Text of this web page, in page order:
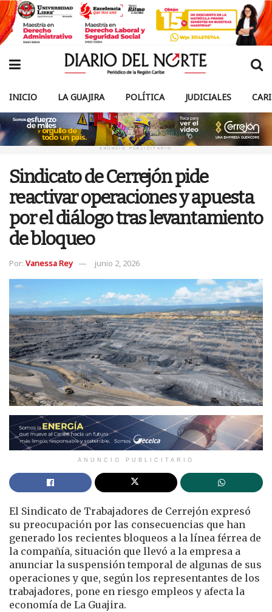
INICIO LA GUAJIRA POLÍTICA JUDICIALES
ANUNCIO PUBLICITARIO
Sindicato de Cerrejón pide
reactivar operaciones y apuesta
por el diálogo tras levantamiento
de bloqueo
Por: Vanessa Rey junio 2, 2026
ANUNCIO PUBLICITARIO
El Sindicato de Trabajadores de Cerrejón expresó
su preocupación por las consecuencias que han
generado los recientes bloqueos a la línea férrea de
la compañía, situación que llevó a la empresa a
anunciar la suspensión temporal de algunas de sus
operaciones y que, según los representantes de los
trabajadores, pone en riesgo empleos y afecta la
economía de La Guajira.